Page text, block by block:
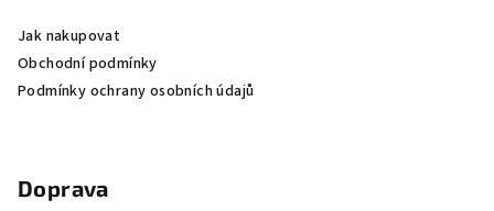
Jak nakupovat
Obchodní podmínky
Podmínky ochrany osobních údajů
Doprava